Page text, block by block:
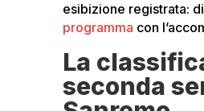
esibizione registrata:
programma con
La
seconda